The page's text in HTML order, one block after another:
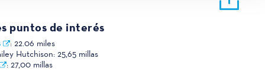
puntos de interés
: 22.06 miles
Hutchison: 25,65 millas
: 27,00 millas